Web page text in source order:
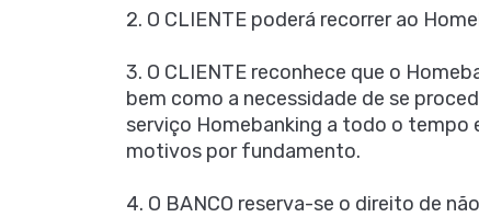
2. O CLIENTE poderá recorrer ao
3. O CLIENTE reconhece que o
bem como a necessidade de se
serviço Homebanking a todo o tempo
motivos por fundamento.
4. O BANCO reserva-se o direito de